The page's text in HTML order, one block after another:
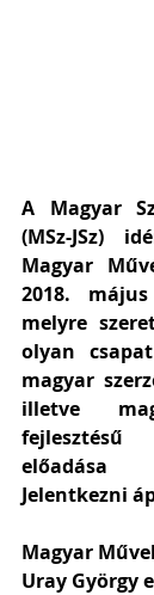
A Magyar
(MSz-JSz)
Magyar
2018.
melyre
olyan
magyar
illetve
előadása
Jelentkezni
Magyar
Uray György